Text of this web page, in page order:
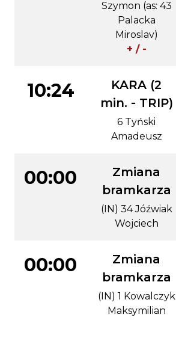
Szymon (as: 43
Palacka
Miroslav)
+ / -
10:24
KARA (2
min. - TRIP)
6 Tyński
Amadeusz
00:00
Zmiana
bramkarza
(IN) 34 Jóźwiak
Wojciech
00:00
Zmiana
bramkarza
(IN) 1 Kowalczyk
Maksymilian